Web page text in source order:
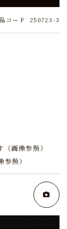
コード 250723-3
画像参照）
照）